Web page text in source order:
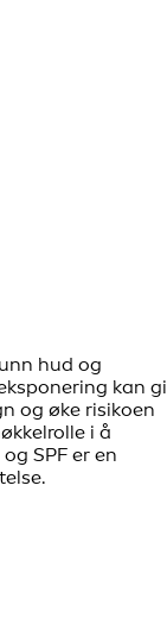
hud og
kan gi
og øke risikoen
i å
SPF er en